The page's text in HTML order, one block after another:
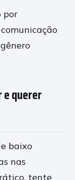
por
e querer
baixo
nas
tente